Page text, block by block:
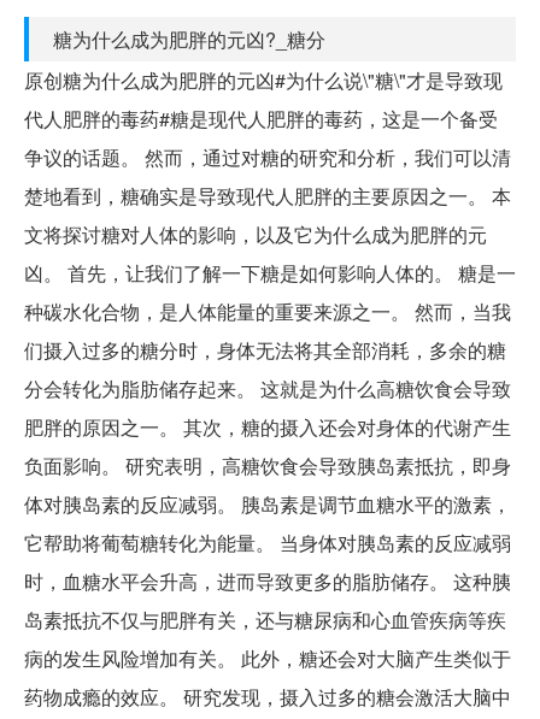
糖为什么成为肥胖的元凶?_糖分
原创糖为什么成为肥胖的元凶#为什么说\"糖\"才是导致现
代人肥胖的毒药#糖是现代人肥胖的毒药，这是一个备受
争议的话题。 然而，通过对糖的研究和分析，我们可以清
楚地看到，糖确实是导致现代人肥胖的主要原因之一。 本
文将探讨糖对人体的影响，以及它为什么成为肥胖的元
凶。 首先，让我们了解一下糖是如何影响人体的。 糖是一
种碳水化合物，是人体能量的重要来源之一。 然而，当我
们摄入过多的糖分时，身体无法将其全部消耗，多余的糖
分会转化为脂肪储存起来。 这就是为什么高糖饮食会导致
肥胖的原因之一。 其次，糖的摄入还会对身体的代谢产生
负面影响。 研究表明，高糖饮食会导致胰岛素抵抗，即身
体对胰岛素的反应减弱。 胰岛素是调节血糖水平的激素，
它帮助将葡萄糖转化为能量。 当身体对胰岛素的反应减弱
时，血糖水平会升高，进而导致更多的脂肪储存。 这种胰
岛素抵抗不仅与肥胖有关，还与糖尿病和心血管疾病等疾
病的发生风险增加有关。 此外，糖还会对大脑产生类似于
药物成瘾的效应。 研究发现，摄入过多的糖会激活大脑中